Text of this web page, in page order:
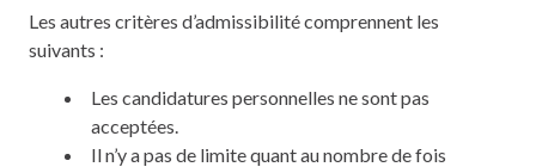
Les autres critères d’admissibilité comprennent les
suivants :
Les candidatures personnelles ne sont pas
acceptées.
Il n’y a pas de limite quant au nombre de fois